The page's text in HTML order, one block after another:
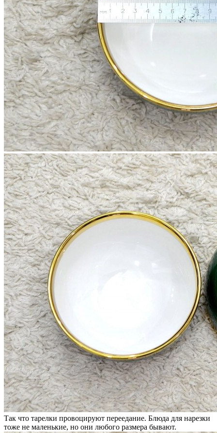
Так что тарелки провоцируют переедание. Блюда для нарезки
тоже не маленькие, но они любого размера бывают.